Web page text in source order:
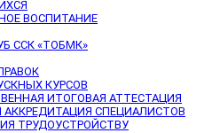
ВОСПИТАНИЕ
ССК «ТОБМК»
КУРСОВ
ИТОГОВАЯ АТТЕСТАЦИЯ
АККРЕДИТАЦИЯ СПЕЦИАЛИСТОВ
ТРУДОУСТРОЙСТВУ